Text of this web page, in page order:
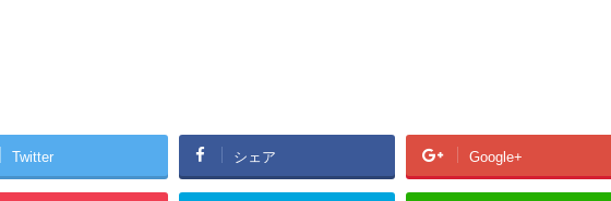
Twitter シェア Google+